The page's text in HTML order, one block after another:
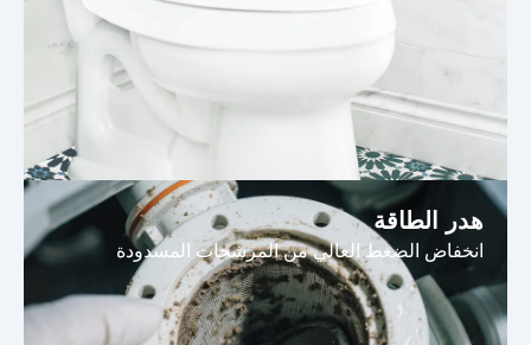
هدر الطاقة
انخفاض الضغط العالي من المرشحات المسدودة